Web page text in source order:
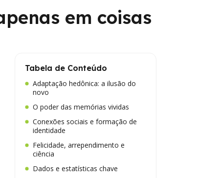
em coisas
Tabela de Conteúdo
Adaptação hedônica: a ilusão do
novo
O poder das memórias vividas
Conexões sociais e formação de
identidade
Felicidade, arrependimento e
ciência
Dados e estatísticas chave